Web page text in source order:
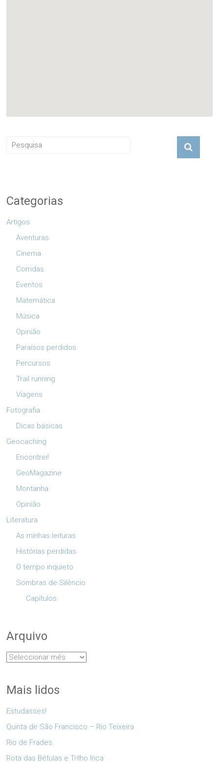
Categorias
Artigos
Aventuras
Cinema
Corridas
Eventos
Matemática
Música
Opinião
Paraísos perdidos
Percursos
Trail running
Viagens
Fotografia
Dicas básicas
Geocaching
Encontrei!
GeoMagazine
Montanha
Opinião
Literatura
As minhas leituras
Histórias perdidas
O tempo inquieto
Sombras de Silêncio
Capítulos
Arquivo
Arquivo
Mais lidos
Estudasses!
Quinta de São Francisco – Rio Teixeira
Rio de Frades
Rota das Bétulas e Trilho Inca